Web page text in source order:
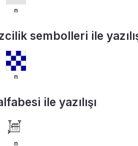
n
sembolleri ile
n
ile yazılışı
n